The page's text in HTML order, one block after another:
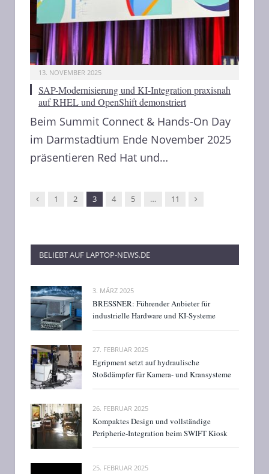
13. NOVEMBER 2025
SAP-Modernisierung und KI-Integration praxisnah
auf RHEL und OpenShift demonstriert
Beim Summit Connect & Hands-On Day
im Darmstadtium Ende November 2025
präsentieren Red Hat und…
Vorgänger
1 2 3 4 5 … 11 Nachfolger
BELIEBT AUF LAPTOP-NEWS.DE
3. MÄRZ 2025
BRESSNER: Führender Anbieter für
industrielle Hardware und KI-Systeme
27. FEBRUAR 2025
Egripment setzt auf hydraulische
Stoßdämpfer für Kamera- und Kransysteme
26. FEBRUAR 2025
Kompaktes Design und vollständige
Peripherie-Integration beim SWIFT Kiosk
25. FEBRUAR 2025